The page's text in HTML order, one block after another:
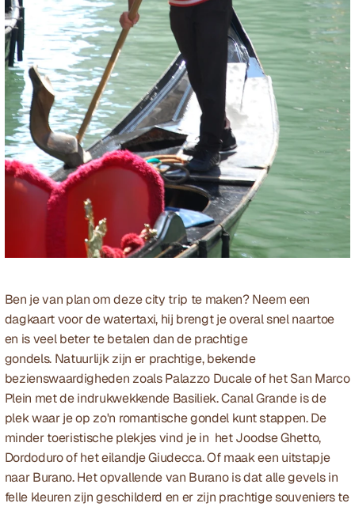
Ben je van plan om deze city trip te maken? Neem een
dagkaart voor de watertaxi, hij brengt je overal snel naartoe
en is veel beter te betalen dan de prachtige
gondels. Natuurlijk zijn er prachtige, bekende
bezienswaardigheden zoals Palazzo Ducale of het San Marco
Plein met de indrukwekkende Basiliek. Canal Grande is de
plek waar je op zo'n romantische gondel kunt stappen. De
minder toeristische plekjes vind je in  het Joodse Ghetto,
Dordoduro of het eilandje Giudecca. Of maak een uitstapje
naar Burano. Het opvallende van Burano is dat alle gevels in
felle kleuren zijn geschilderd en er zijn prachtige souveniers te